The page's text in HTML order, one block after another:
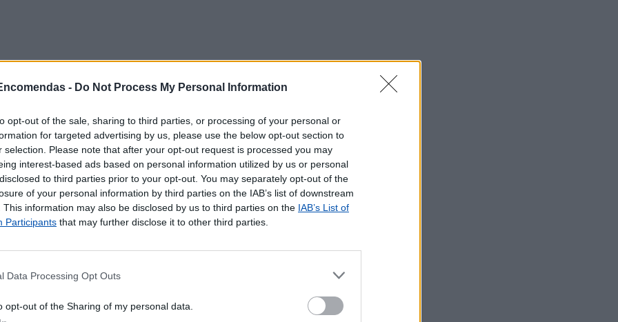
- Do Not Process My Personal Information
opt-out of the sale, sharing to third parties, or processing of your personal or
for targeted advertising by us, please use the below opt-out section to
selection. Please note that after your opt-out request is processed you may
interest-based ads based on personal information utilized by us or personal
to third parties prior to your opt-out. You may separately opt-out of the
of your personal information by third parties on the IAB’s list of downstream
This information may also be disclosed by us to third parties on the IAB’s List of
Participants that may further disclose it to other third parties.
Data Processing Opt Outs
opt-out of the Sharing of my personal data.